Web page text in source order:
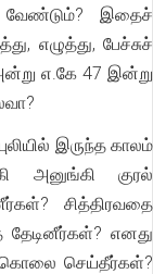
வேண்டும்? இதைச்
எழுத்து, பேச்சுச்
எ.கே 47 இன்று
இருந்த காலம்
அனுங்கி குரல்
சித்திரவதை
எனது
செய்தீர்கள்?